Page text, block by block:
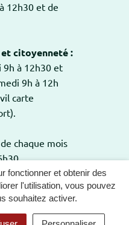
fonctionner et obtenir des
l'utilisation, vous pouvez
souhaitez activer.
12h30 et de
citoyenneté :
9h à 12h30 et
9h à 12h
carte
chaque mois
COOKIES